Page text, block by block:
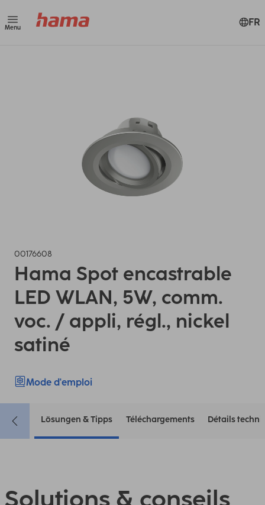
Menu FR
00176608
Hama Spot encastrable
LED WLAN, 5W, comm.
voc. / appli, régl., nickel
satiné
Mode d'emploi
Lösungen & Tipps Téléchargements Détails
Solutions & conseils